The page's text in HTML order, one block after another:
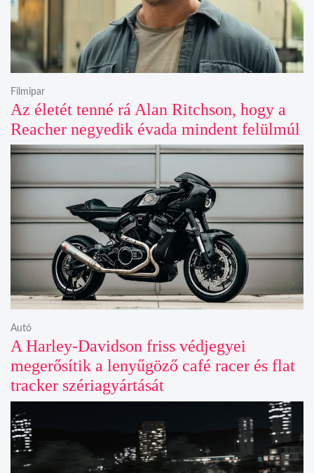
Az életét tenné rá Alan Ritchson, hogy a
Reacher negyedik évada mindent felülmúl
Filmipar
A Harley-Davidson friss védjegyei
megerősítik a lenyűgöző café racer és flat
tracker szériagyártását
Autó